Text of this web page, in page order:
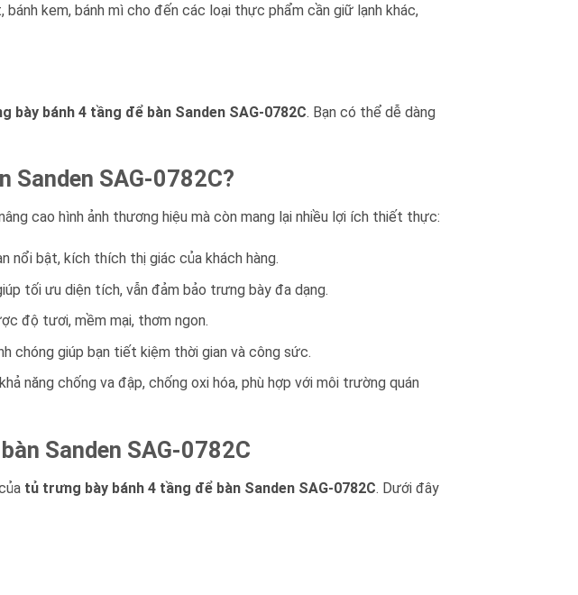
kem, bánh mì cho đến các loại thực phẩm cần giữ lạnh khác,
bày bánh 4 tầng để bàn Sanden SAG-0782C. Bạn có thể dễ dàng
Sanden SAG-0782C?
cao hình ảnh thương hiệu mà còn mang lại nhiều lợi ích thiết thực:
nổi bật, kích thích thị giác của khách hàng.
tối ưu diện tích, vẫn đảm bảo trưng bày đa dạng.
độ tươi, mềm mại, thơm ngon.
chóng giúp bạn tiết kiệm thời gian và công sức.
năng chống va đập, chống oxi hóa, phù hợp với môi trường quán
Sanden SAG-0782C
tủ trưng bày bánh 4 tầng để bàn Sanden SAG-0782C. Dưới đây